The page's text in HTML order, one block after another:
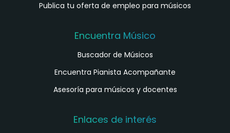
Publica tu oferta de empleo para músicos
Encuentra Músico
Buscador de Músicos
Encuentra Pianista Acompañante
Asesoría para músicos y docentes
Enlaces de interés